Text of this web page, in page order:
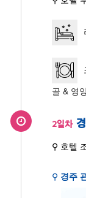
골 & 영
2일차
⚲ 호텔
⚲ 경주